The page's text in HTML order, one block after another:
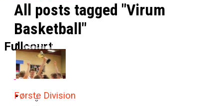
Fullcourt
Basketligaen
Officielt: Vejen Gafler Dansker Hos Rabbits
NBA
All posts tagged "Virum
Basketball"
Første Division